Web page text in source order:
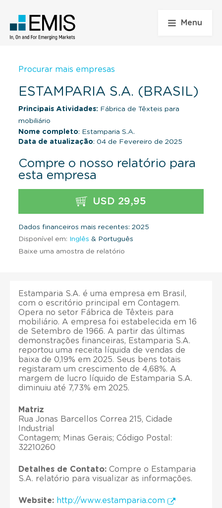
Menu
Procurar mais empresas
ESTAMPARIA S.A. (BRASIL)
Principais Atividades: Fábrica de Têxteis para
mobiliário
Nome completo: Estamparia S.A.
Data de atualização: 04 de Fevereiro de 2025
Compre o nosso relatório para
esta empresa
USD 29,95
Dados financeiros mais recentes: 2025
Disponível em: Inglês & Português
Baixe uma amostra de relatório
Estamparia S.A. é uma empresa em Brasil,
com o escritório principal em Contagem.
Opera no setor Fábrica de Têxteis para
mobiliário. A empresa foi estabelecida em 16
de Setembro de 1966. A partir das últimas
demonstrações financeiras, Estamparia S.A.
reportou uma receita líquida de vendas de
baixa de 0,19% em 2025. Seus bens totais
registaram um crescimento de 4,68%. A
margem de lucro líquido de Estamparia S.A.
diminuiu até 7,73% em 2025.
Matriz
Rua Jonas Barcellos Correa 215, Cidade
Industrial
Contagem; Minas Gerais; Código Postal:
32210260
Detalhes de Contato: Compre o Estamparia
S.A. relatório para visualizar as informações.
Website: http://www.estamparia.com